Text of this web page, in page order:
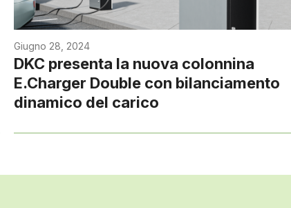
Giugno 28, 2024
DKC presenta la nuova colonnina
E.Charger Double con bilanciamento
dinamico del carico